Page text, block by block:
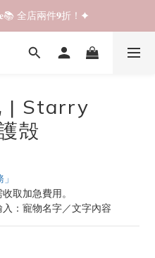
全店兩件𝟗折！✦
全店兩件𝟗折！✦
豐站/智能櫃免運費！✦
| Starry
殻
取加急費用。
：寵物名字／文字內容